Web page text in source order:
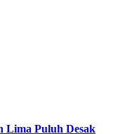
Lima Puluh Desak